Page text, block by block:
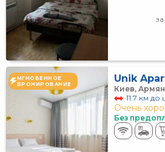
МГНОВЕННОЕ
БРОНИРОВАНИЕ
Unik
Киев,
11.7 км до
Очень
Без